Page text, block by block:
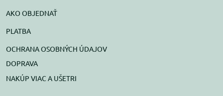
AKO OBJEDNAŤ
PLATBA
OCHRANA OSOBNÝCH ÚDAJOV
DOPRAVA
NAKÚP VIAC A UŠETRI